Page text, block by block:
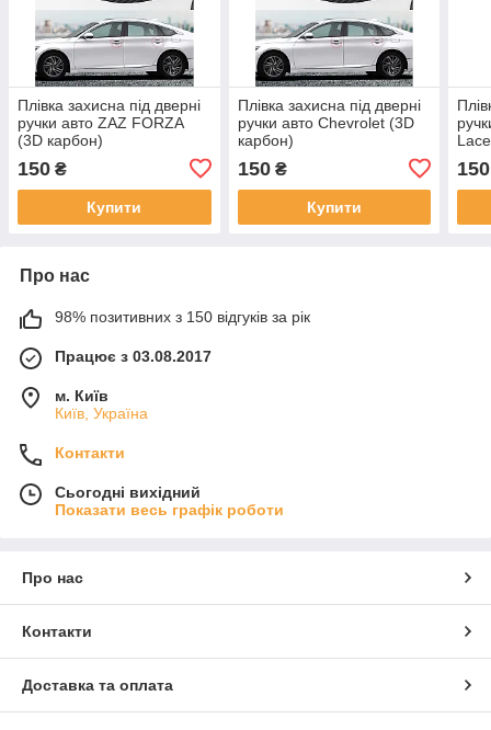
Плівка захисна під дверні
ручки авто ZAZ FORZA
(3D карбон)
150 ₴
Купити
Плівка захисна під дверні
ручки авто Chevrolet (3D
карбон)
150₴
Купити
150
Про нас
98% позитивних з 150 відгуків за рік
Працює з 03.08.2017
м. Київ
Київ, Україна
Контакти
Сьогодні вихідний
Показати весь графік роботи
Про нас
Контакти
Доставка та оплата